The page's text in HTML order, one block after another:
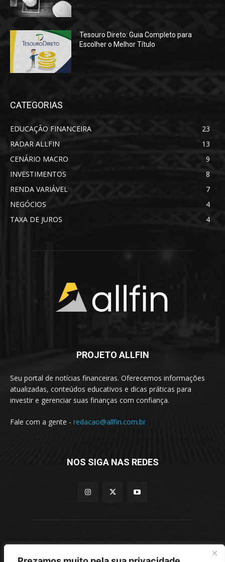
Tesouro Direto: Guia Completo para
Escolher o Melhor Título
CATEGORIAS
EDUCAÇÃO FINANCEIRA
23
RADAR ALLFIN
13
CENÁRIO MACRO
9
INVESTIMENTOS
8
RENDA VARIÁVEL
7
NEGÓCIOS
4
TAXA DE JUROS
4
PROJETO ALLFIN
Seu portal de notícias financeiras. Oferecemos informações
atualizadas, conteúdos educativos e dicas práticas para
investir e gerenciar suas finanças com confiança.
Fale com a gente - redacao@allfin.com.br
NOS SIGA NAS REDES